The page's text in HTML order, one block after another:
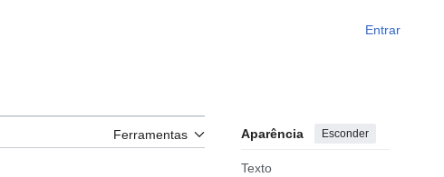
Entrar
Ferramentas Aparência Esconder
Texto